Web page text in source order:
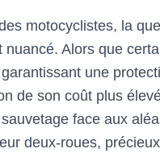
motocyclistes, la
Alors que
une
de son coût plus
face aux
deux-roues,